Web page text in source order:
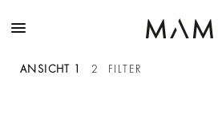
ANSICHT 1 2 FILTERKörperschmuck